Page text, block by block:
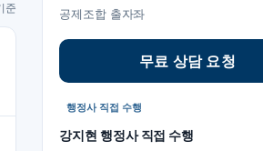
준 공제조합 출자좌
무료 상담 요청
행정사 직접 수행
강지현 행정사 직접 수행